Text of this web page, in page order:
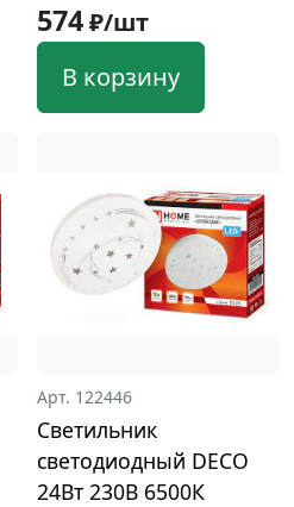
574₽/шт
В корзину
Арт. 122446
Светильник
светодиодный DECO
24Вт 230В 6500К